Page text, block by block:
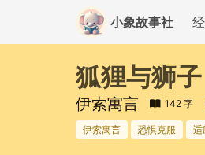
小象故事社
狐狸与狮子
伊索寓言 142 字
伊索寓言 恐惧克服 适